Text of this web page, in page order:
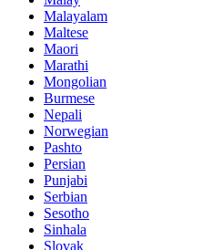
Malayalam
Maltese
Maori
Marathi
Mongolian
Burmese
Nepali
Norwegian
Pashto
Persian
Punjabi
Serbian
Sesotho
Sinhala
Slovak